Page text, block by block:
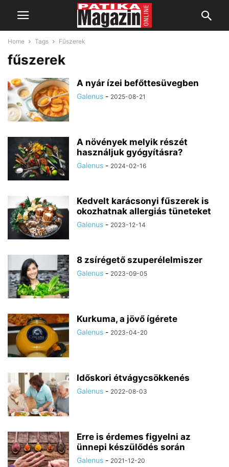
Home Tags Fűszerek
fűszerek
A nyár ízei befőttesüvegben
Galenus - 2025-08-21
A növények melyik részét
használjuk gyógyításra?
Galenus - 2024-02-16
Kedvelt karácsonyi fűszerek is
okozhatnak allergiás tüneteket
Galenus - 2023-12-14
8 zsírégető szuperélelmiszer
Galenus - 2023-09-05
Kurkuma, a jövő ígérete
Galenus - 2023-04-20
Időskori étvágycsökkenés
Galenus - 2022-08-03
Erre is érdemes figyelni az
ünnepi készülődés során
Galenus - 2021-12-20